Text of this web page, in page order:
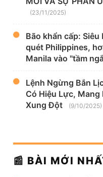
(23/11/2025)
Bão khẩn cấp:
quét Philippines,
Manila vào "tầm
Lệnh Ngừng Bắn
Có Hiệu Lực, Mang
Xung Đột
(9/10/2025)
📰 BÀI MỚI